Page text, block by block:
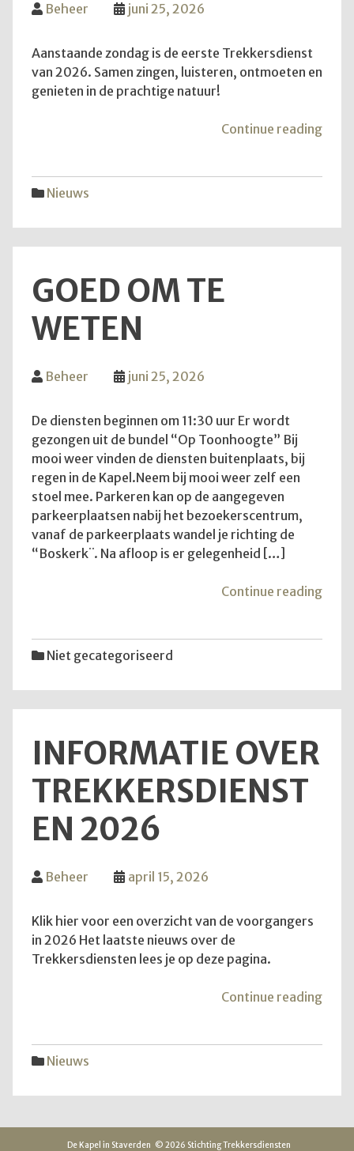
Beheer juni 25, 2026
Aanstaande zondag is de eerste Trekkersdienst
van 2026. Samen zingen, luisteren, ontmoeten en
genieten in de prachtige natuur!
Continue reading
Nieuws
GOED OM TE
WETEN
Beheer juni 25, 2026
De diensten beginnen om 11:30 uur Er wordt
gezongen uit de bundel “Op Toonhoogte” Bij
mooi weer vinden de diensten buitenplaats, bij
regen in de Kapel.Neem bij mooi weer zelf een
stoel mee. Parkeren kan op de aangegeven
parkeerplaatsen nabij het bezoekerscentrum,
vanaf de parkeerplaats wandel je richting de
“Boskerk¨. Na afloop is er gelegenheid […]
Continue reading
Niet gecategoriseerd
INFORMATIE OVER
TREKKERSDIENST
EN 2026
Beheer april 15, 2026
Klik hier voor een overzicht van de voorgangers
in 2026 Het laatste nieuws over de
Trekkersdiensten lees je op deze pagina.
Continue reading
Nieuws
De Kapel in Staverden © 2026 Stichting Trekkersdiensten